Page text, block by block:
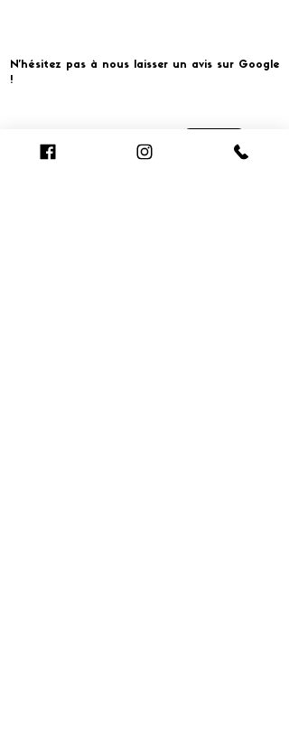
N'hésitez pas à nous laisser un avis sur Google
!
Cliquer pour laisser un avis